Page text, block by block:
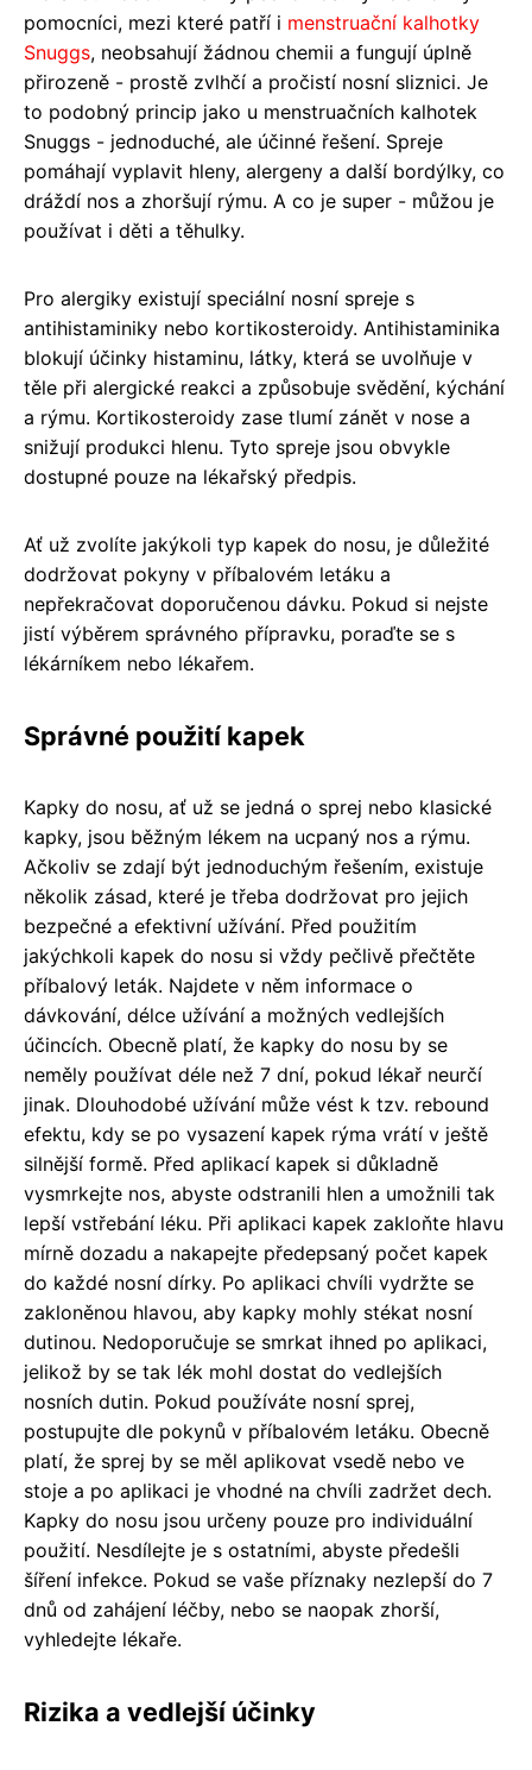
pomocníci, mezi které patří i menstruační kalhotky
Snuggs, neobsahují žádnou chemii a fungují úplně
přirozeně - prostě zvlhčí a pročistí nosní sliznici. Je
to podobný princip jako u menstruačních kalhotek
Snuggs - jednoduché, ale účinné řešení. Spreje
pomáhají vyplavit hleny, alergeny a další bordýlky, co
dráždí nos a zhoršují rýmu. A co je super - můžou je
používat i děti a těhulky.
Pro alergiky existují speciální nosní spreje s
antihistaminiky nebo kortikosteroidy. Antihistaminika
blokují účinky histaminu, látky, která se uvolňuje v
těle při alergické reakci a způsobuje svědění, kýchání
a rýmu. Kortikosteroidy zase tlumí zánět v nose a
snižují produkci hlenu. Tyto spreje jsou obvykle
dostupné pouze na lékařský předpis.
Ať už zvolíte jakýkoli typ kapek do nosu, je důležité
dodržovat pokyny v příbalovém letáku a
nepřekračovat doporučenou dávku. Pokud si nejste
jistí výběrem správného přípravku, poraďte se s
lékárníkem nebo lékařem.
Správné použití kapek
Kapky do nosu, ať už se jedná o sprej nebo klasické
kapky, jsou běžným lékem na ucpaný nos a rýmu.
Ačkoliv se zdají být jednoduchým řešením, existuje
několik zásad, které je třeba dodržovat pro jejich
bezpečné a efektivní užívání. Před použitím
jakýchkoli kapek do nosu si vždy pečlivě přečtěte
příbalový leták. Najdete v něm informace o
dávkování, délce užívání a možných vedlejších
účincích. Obecně platí, že kapky do nosu by se
neměly používat déle než 7 dní, pokud lékař neurčí
jinak. Dlouhodobé užívání může vést k tzv. rebound
efektu, kdy se po vysazení kapek rýma vrátí v ještě
silnější formě. Před aplikací kapek si důkladně
vysmrkejte nos, abyste odstranili hlen a umožnili tak
lepší vstřebání léku. Při aplikaci kapek zakloňte hlavu
mírně dozadu a nakapejte předepsaný počet kapek
do každé nosní dírky. Po aplikaci chvíli vydržte se
zakloněnou hlavou, aby kapky mohly stékat nosní
dutinou. Nedoporučuje se smrkat ihned po aplikaci,
jelikož by se tak lék mohl dostat do vedlejších
nosních dutin. Pokud používáte nosní sprej,
postupujte dle pokynů v příbalovém letáku. Obecně
platí, že sprej by se měl aplikovat vsedě nebo ve
stoje a po aplikaci je vhodné na chvíli zadržet dech.
Kapky do nosu jsou určeny pouze pro individuální
použití. Nesdílejte je s ostatními, abyste předešli
šíření infekce. Pokud se vaše příznaky nezlepší do 7
dnů od zahájení léčby, nebo se naopak zhorší,
vyhledejte lékaře.
Rizika a vedlejší účinky